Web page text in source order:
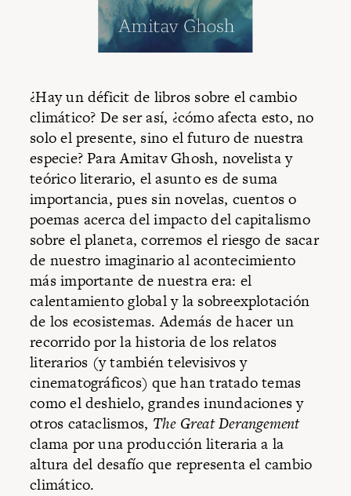
¿Hay un déficit de libros sobre el cambio
climático? De ser así, ¿cómo afecta esto, no
solo el presente, sino el futuro de nuestra
especie? Para Amitav Ghosh, novelista y
teórico literario, el asunto es de suma
importancia, pues sin novelas, cuentos o
poemas acerca del impacto del capitalismo
sobre el planeta, corremos el riesgo de sacar
de nuestro imaginario al acontecimiento
más importante de nuestra era: el
calentamiento global y la sobreexplotación
de los ecosistemas. Además de hacer un
recorrido por la historia de los relatos
literarios (y también televisivos y
cinematográficos) que han tratado temas
como el deshielo, grandes inundaciones y
otros cataclismos, The Great Derangement
clama por una producción literaria a la
altura del desafío que representa el cambio
climático.